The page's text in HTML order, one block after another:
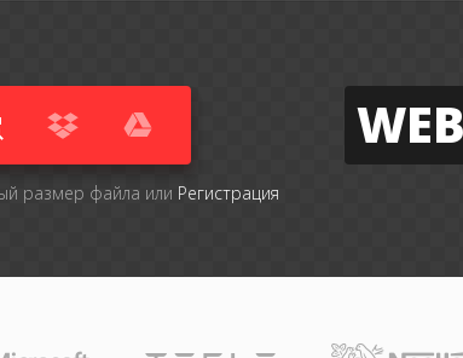
размер файла или Регистрация